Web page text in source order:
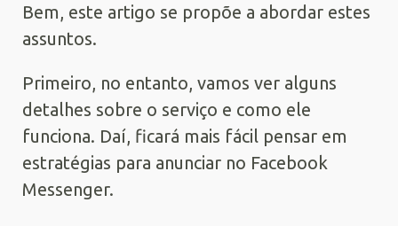
Bem, este artigo se propõe a abordar estes
assuntos.
Primeiro, no entanto, vamos ver alguns
detalhes sobre o serviço e como ele
funciona. Daí, ficará mais fácil pensar em
estratégias para anunciar no Facebook
Messenger.